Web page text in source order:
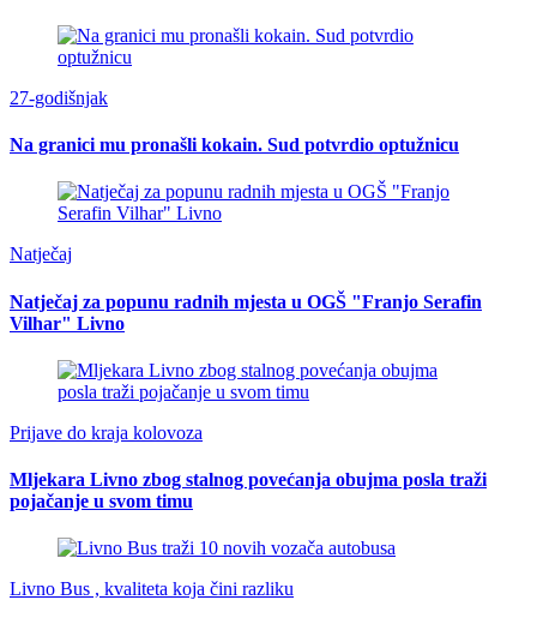
27-godišnjak
Na granici mu pronašli kokain. Sud potvrdio optužnicu
Natječaj
Natječaj za popunu radnih mjesta u OGŠ "Franjo Serafin
Vilhar" Livno
Prijave do kraja kolovoza
Mljekara Livno zbog stalnog povećanja obujma posla traži
pojačanje u svom timu
Livno Bus , kvaliteta koja čini razliku